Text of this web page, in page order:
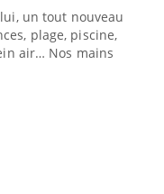
un tout nouveau
plage, piscine,
air… Nos mains